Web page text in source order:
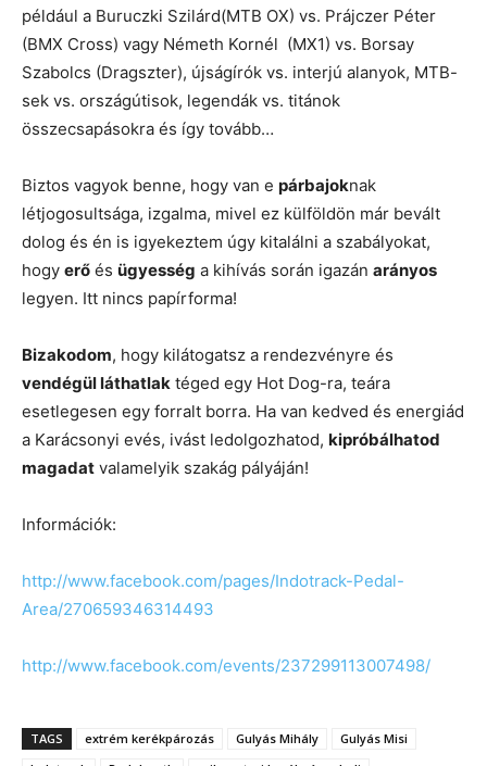
például a Buruczki Szilárd(MTB OX) vs. Prájczer Péter
(BMX Cross) vagy Németh Kornél (MX1) vs. Borsay
Szabolcs (Dragszter), újságírók vs. interjú alanyok, MTB-
sek vs. országútisok, legendák vs. titánok
összecsapásokra és így tovább…
Biztos vagyok benne, hogy van e párbajoknak
létjogosultsága, izgalma, mivel ez külföldön már bevált
dolog és én is igyekeztem úgy kitalálni a szabályokat,
hogy erő és ügyesség a kihívás során igazán arányos
legyen. Itt nincs papírforma!
Bizakodom, hogy kilátogatsz a rendezvényre és
vendégül láthatlak téged egy Hot Dog-ra, teára
esetlegesen egy forralt borra. Ha van kedved és energiád
a Karácsonyi evés, ivást ledolgozhatod, kipróbálhatod
magadat valamelyik szakág pályáján!
Információk:
http://www.facebook.com/pages/Indotrack-Pedal-
Area/270659346314493
http://www.facebook.com/events/237299113007498/
TAGS extrém kerékpározás Gulyás Mihály
Gulyás Misi